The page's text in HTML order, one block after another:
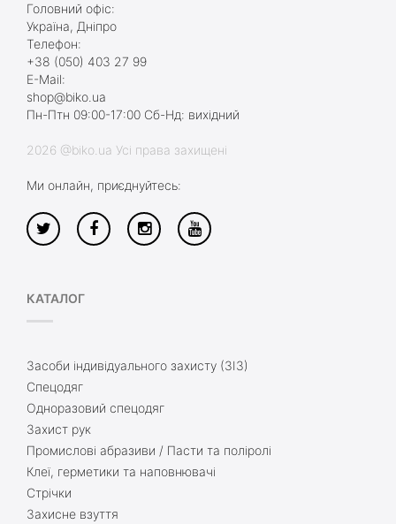
Головний офіс:
Україна, Дніпро
Телефон:
+38 (050) 403 27 99
E-Mail:
shop@biko.ua
Пн-Птн 09:00-17:00 Сб-Нд: вихідний
2026 @biko.ua Усі права захищені
Ми онлайн, приєднуйтесь:
КАТАЛОГ
Засоби індивідуального захисту (ЗІЗ)
Спецодяг
Одноразовий спецодяг
Захист рук
Промислові абразиви / Пасти та поліролі
Клеї, герметики та наповнювачі
Стрічки
Захисне взуття